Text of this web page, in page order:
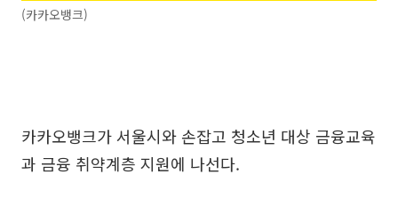
(카카오뱅크)
카카오뱅크가 서울시와 손잡고 청소년 대상 금융교육
과 금융 취약계층 지원에 나선다.